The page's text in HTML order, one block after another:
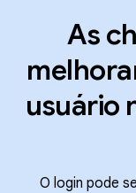
As
usuário
O login pode